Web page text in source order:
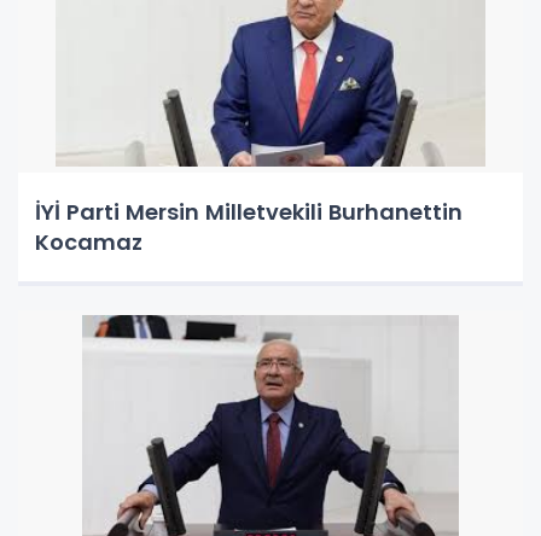
İYİ Parti Mersin Milletvekili Burhanettin
Kocamaz